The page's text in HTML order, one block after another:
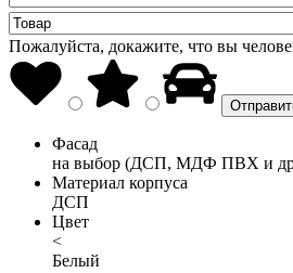
Пожалуйста, докажите, что вы
Фасад
на выбор (ДСП, МДФ ПВХ и
Материал корпуса
ДСП
Цвет
<
Белый